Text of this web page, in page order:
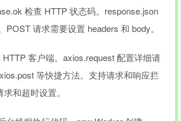
检查 HTTP 状态码。response.json
POST 请求需要设置 headers 和 body。
客户端。axios.request 配置详细请
等快捷方法。支持请求和响应拦
和超时设置。